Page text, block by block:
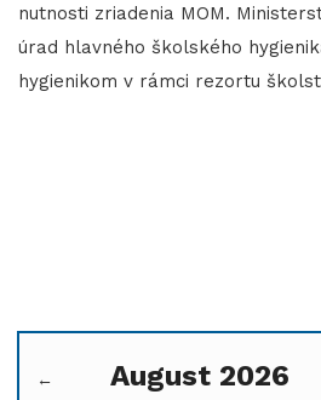
nutnosti zriadenia MOM.
úrad hlavného školského
hygienikom v rámci rezortu
← August 2026